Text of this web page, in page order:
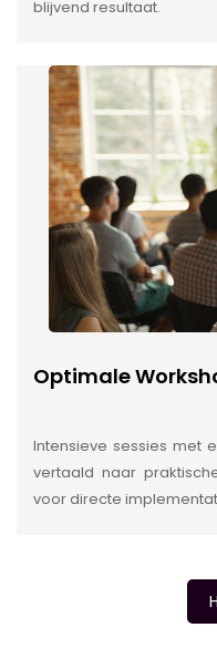
blijvend resultaat.
Optimale
Intensieve sessies met
vertaald naar
voor directe